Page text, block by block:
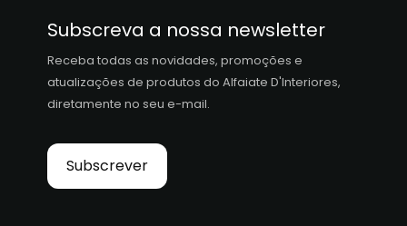
Subscreva a nossa newsletter
Receba todas as novidades, promoções e
atualizações de produtos do Alfaiate D'Interiores,
diretamente no seu e-mail.
Subscrever